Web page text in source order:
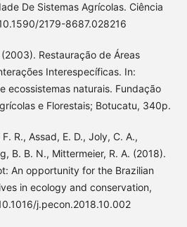
De Sistemas Agrícolas. Ciência
2179-8687.028216
Restauração de Áreas
Interespecíficas. In:
ecossistemas naturais. Fundação
e Florestais; Botucatu, 340p.
R., Assad, E. D., Joly, C. A.,
B. B. N., Mittermeier, R. A. (2018).
An opportunity for the Brazilian
in ecology and conservation,
j.pecon.2018.10.002